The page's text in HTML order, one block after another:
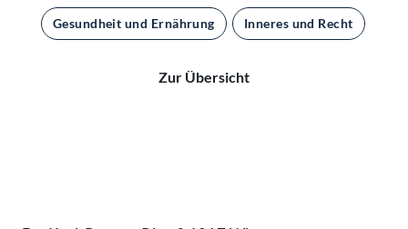
Gesundheit und Ernährung Inneres und Recht
Zur Übersicht